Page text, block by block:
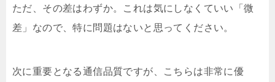
ただ、その差はわずか。これは気にしなくていい「微
差」なので、特に問題はないと思ってください。
次に重要となる通信品質ですが、こちらは非常に優